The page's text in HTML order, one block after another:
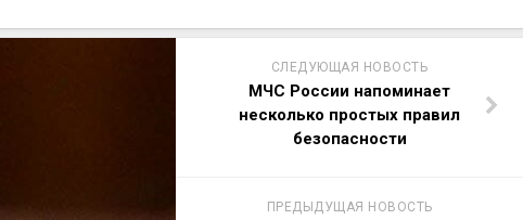
СЛЕДУЮЩАЯ НОВОСТЬ
МЧС России напоминает
несколько простых правил
безопасности
ПРЕДЫДУЩАЯ НОВОСТЬ